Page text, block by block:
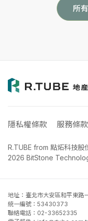
所
R.TUBE from 點炻科技股
2026 BitStone
隱私權條款 服務條款
地址：臺北市大安區和平東路
統一編號：53430373
聯絡電話：02-33652335